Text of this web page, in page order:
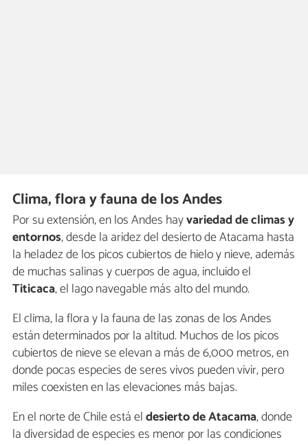
Clima, flora y fauna de los Andes
Por su extensión, en los Andes hayvariedad de climas y
entornos, desde la aridez del desierto de Atacama hasta
la heladez de los picos cubiertos de hielo y nieve, además
de muchas salinas y cuerpos de agua, incluido el
Titicaca, el lago navegable más alto del mundo.
El clima, la flora y la fauna de las zonas de los Andes
están determinados por la altitud. Muchos de los picos
cubiertos de nieve se elevan a más de 6,000 metros, en
donde pocas especies de seres vivos pueden vivir, pero
miles coexisten en las elevaciones más bajas.
En el norte de Chile está eldesierto de Atacama, donde
la diversidad de especies es menor por las condiciones